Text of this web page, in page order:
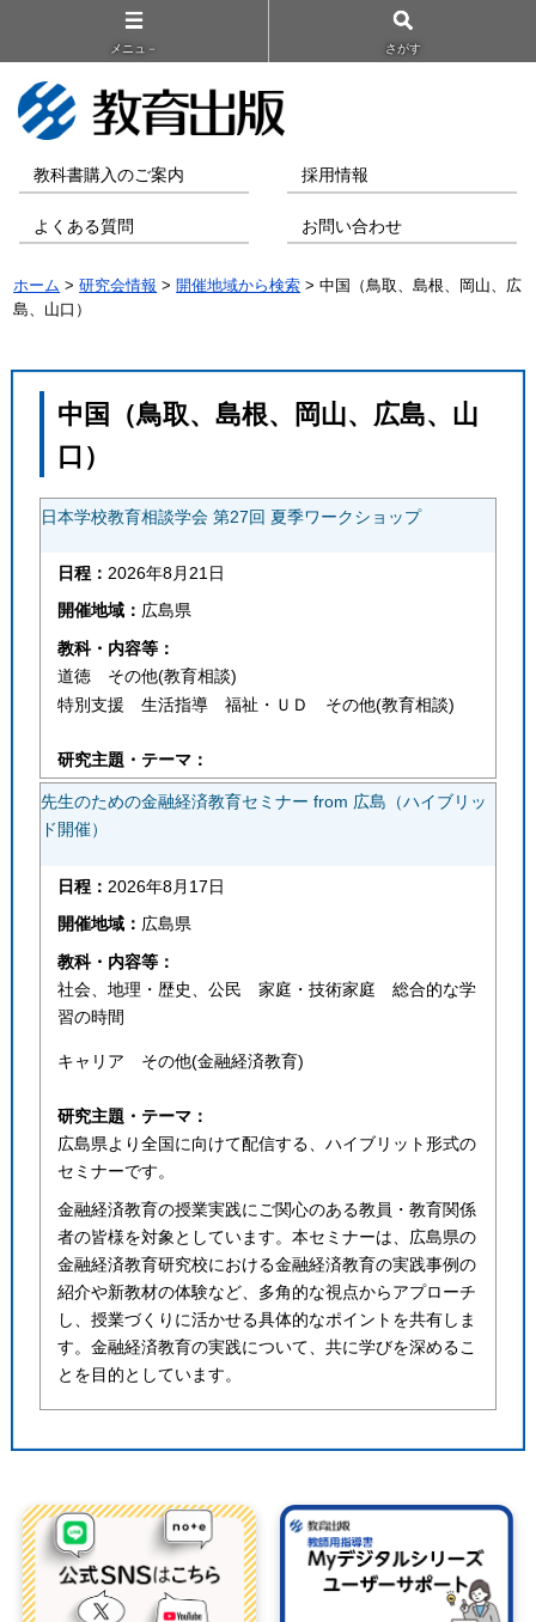
メニュ－ さがす
教科書購入のご案内 採用情報
よくある質問 お問い合わせ
ホーム >研究会情報 > 開催地域から検索 > 中国（鳥取、島根、岡山、広
島、山口）
中国（鳥取、島根、岡山、広島、山
口）
日本学校教育相談学会 第27回 夏季ワークショップ
日程： 2026年8月21日
開催地域： 広島県
教科・内容等：
道徳 その他(教育相談)
特別支援 生活指導 福祉・ＵＤ その他(教育相談)
研究主題・テーマ：
先生のための金融経済教育セミナー from 広島（ハイブリッ
ド開催）
日程： 2026年8月17日
開催地域： 広島県
教科・内容等：
社会、地理・歴史、公民 家庭・技術家庭 総合的な学
習の時間
キャリア その他(金融経済教育)
研究主題・テーマ：
広島県より全国に向けて配信する、ハイブリット形式の
セミナーです。
金融経済教育の授業実践にご関心のある教員・教育関係
者の皆様を対象としています。本セミナーは、広島県の
金融経済教育研究校における金融経済教育の実践事例の
紹介や新教材の体験など、多角的な視点からアプローチ
し、授業づくりに活かせる具体的なポイントを共有しま
す。金融経済教育の実践について、共に学びを深めるこ
とを目的としています。